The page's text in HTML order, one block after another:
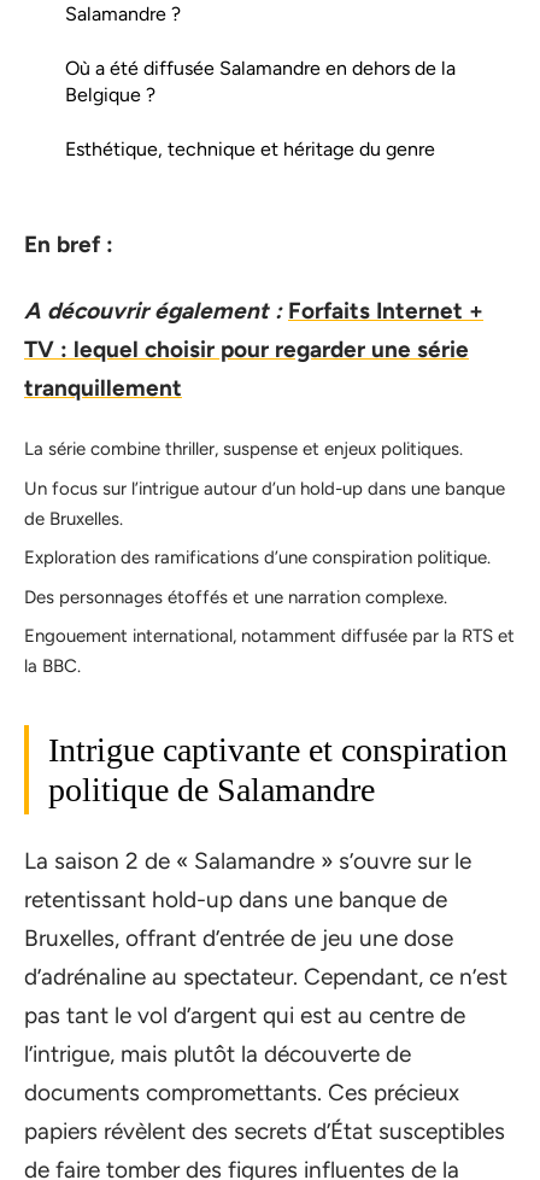
Salamandre ?
Où a été diffusée Salamandre en dehors de la
Belgique ?
Esthétique, technique et héritage du genre
En bref :
A découvrir également : Forfaits Internet +
TV : lequel choisir pour regarder une série
tranquillement
La série combine thriller, suspense et enjeux politiques.
Un focus sur l’intrigue autour d’un hold-up dans une banque
de Bruxelles.
Exploration des ramifications d’une conspiration politique.
Des personnages étoffés et une narration complexe.
Engouement international, notamment diffusée par la RTS et
la BBC.
Intrigue captivante et conspiration
politique de Salamandre
La saison 2 de « Salamandre » s’ouvre sur le
retentissant hold-up dans une banque de
Bruxelles, offrant d’entrée de jeu une dose
d’adrénaline au spectateur. Cependant, ce n’est
pas tant le vol d’argent qui est au centre de
l’intrigue, mais plutôt la découverte de
documents compromettants. Ces précieux
papiers révèlent des secrets d’État susceptibles
de faire tomber des figures influentes de la